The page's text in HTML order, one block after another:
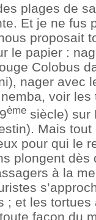
plages de
Et je ne fus
proposait
le papier :
Colobus
nager avec
voir
ème siècle) sur
Mais
pour qui le
plongent dès
à la
; et les
façon du